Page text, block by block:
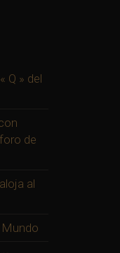
Q » del
de
al
Mundo